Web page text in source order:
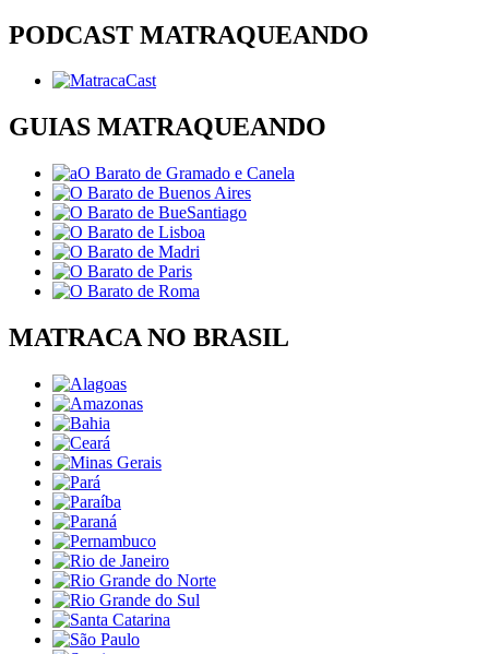
PODCAST MATRAQUEANDO
GUIAS MATRAQUEANDO
MATRACA NO BRASIL